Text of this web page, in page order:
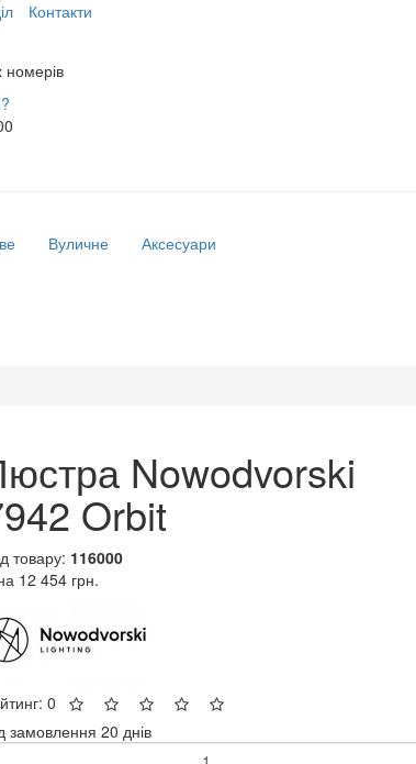
Контакти
номерів
Вуличне Аксесуари
Nowodvorski
Orbit
товару: 116000
12 454 грн.
0
замовлення 20 днів